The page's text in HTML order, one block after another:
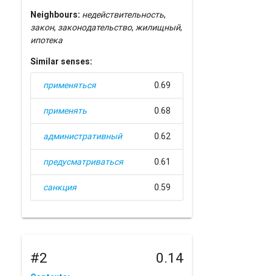
Neighbours: недействительность,
закон, законодательство,жилищный,
ипотека
Similar senses:
применяться 0.69
применять 0.68
административный 0.62
предусматриваться 0.61
санкция 0.59
#2 0.14